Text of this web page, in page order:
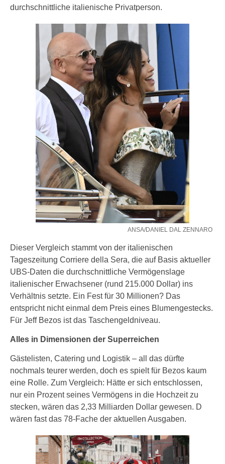
durchschnittliche italienische Privatperson.
ANSA/DANIEL DAL ZENNARO
Dieser Vergleich stammt von der italienischen
Tageszeitung Corriere della Sera, die auf Basis aktueller
UBS-Daten die durchschnittliche Vermögenslage
italienischer Erwachsener (rund 215.000 Dollar) ins
Verhältnis setzte. Ein Fest für 30 Millionen? Das
entspricht nicht einmal dem Preis eines Blumengestecks.
Für Jeff Bezos ist das Taschengeldniveau.
Alles in Dimensionen der Superreichen
Gästelisten, Catering und Logistik – all das dürfte
nochmals teurer werden, doch es spielt für Bezos kaum
eine Rolle. Zum Vergleich: Hätte er sich entschlossen,
nur ein Prozent seines Vermögens in die Hochzeit zu
stecken, wären das 2,33 Milliarden Dollar gewesen. D
wären fast das 78-Fache der aktuellen Ausgaben.